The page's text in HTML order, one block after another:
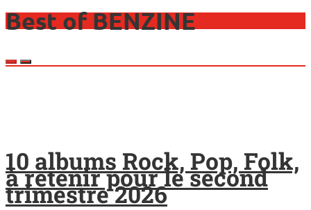
Best of BENZINE
10 albums Rock, Pop, Folk,
à retenir pour le second
trimestre 2026